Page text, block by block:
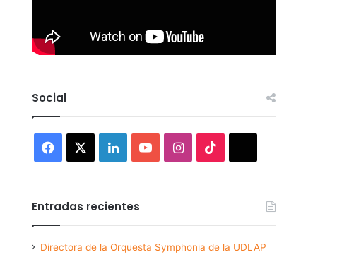
Social
Facebook LinkedInYouTubeInstagram
Entradas recientes
Directora de la Orquesta Symphonia de la UDLAP